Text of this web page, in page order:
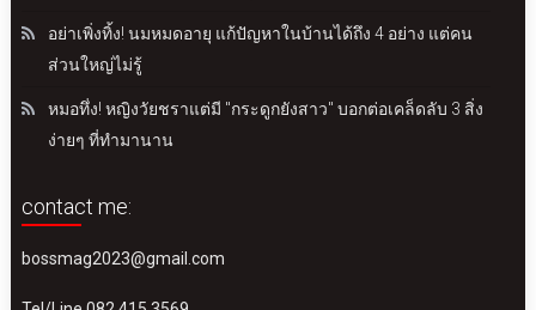
อย่าเพิ่งทิ้ง! นมหมดอายุ แก้ปัญหาในบ้านได้ถึง 4 อย่าง แต่คน
ส่วนใหญ่ไม่รู้
หมอทึ่ง! หญิงวัยชราแต่มี "กระดูกยังสาว" บอกต่อเคล็ดลับ 3 สิ่ง
ง่ายๆ ที่ทำมานาน
contact me:
bossmag2023@gmail.com